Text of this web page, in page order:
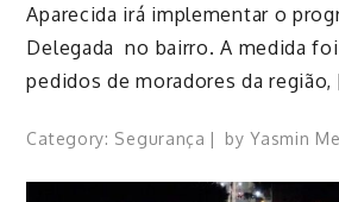
Aparecida irá implementar o
Delegada no bairro. A medida
pedidos de moradores da
Category: Segurança byYasmin